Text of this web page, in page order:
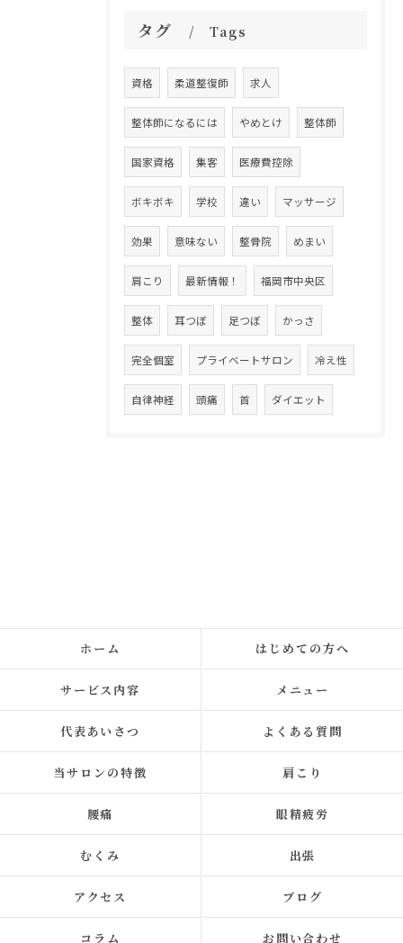
タグ Tags
資格 柔道整復師 求人
整体師になるには やめとけ 整体師
国家資格 集客 医療費控除
ボキボキ 学校 違い マッサージ
効果 意味ない 整骨院 めまい
肩こり 最新情報！ 福岡市中央区
整体 耳つぼ 足つぼ かっさ
完全個室 プライベートサロン 冷え性
自律神経 頭痛 首 ダイエット
ホーム はじめての方へ
サービス内容 メニュー
代表あいさつ よくある質問
当サロンの特徴 肩こり
腰痛 眼精疲労
むくみ 出張
アクセス ブログ
コラム お問い合わせ